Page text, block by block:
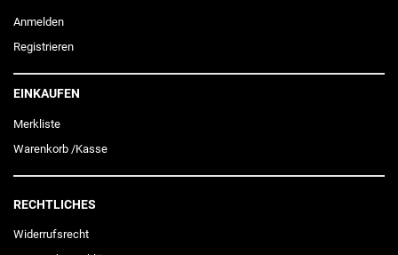
Anmelden
Registrieren
EINKAUFEN
Merkliste
Warenkorb /Kasse
RECHTLICHES
Widerrufs­recht